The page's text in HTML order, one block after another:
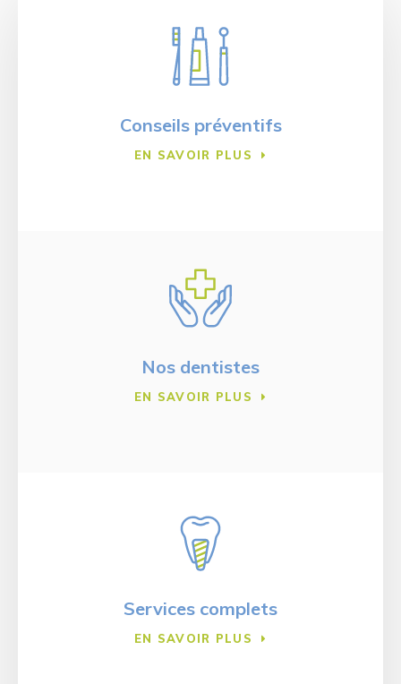
Conseils préventifs
EN SAVOIR PLUS
Nos dentistes
EN SAVOIR PLUS
Services complets
EN SAVOIR PLUS